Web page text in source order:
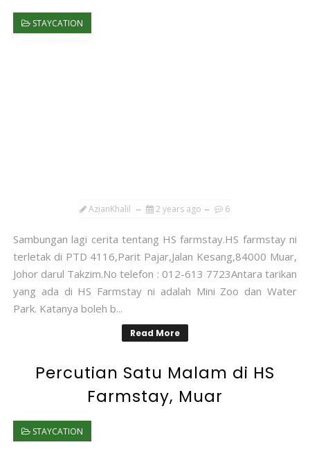
STAYCATION
AzianKhalil 2 years ago 6
Sambungan lagi cerita tentang HS farmstay.HS farmstay ni
terletak di PTD 4116,Parit Pajar,Jalan Kesang,84000 Muar,
Johor darul Takzim.No telefon : 012-613 7723Antara tarikan
yang ada di HS Farmstay ni adalah Mini Zoo dan Water
Park. Katanya boleh b...
Read More
Percutian Satu Malam di HS
Farmstay, Muar
STAYCATION